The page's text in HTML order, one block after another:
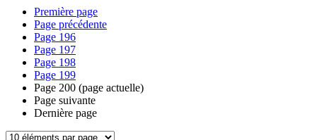
Première page
Page précédente
Page 196
Page 197
Page 198
Page 199
Page 200 (page actuelle)
Page suivante
Dernière page